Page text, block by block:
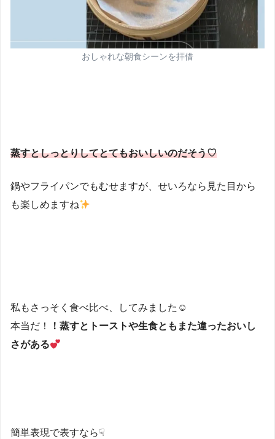
おしゃれな朝食シーンを拝借
蒸すとしっとりしてとてもおいしいのだそう♡
鍋やフライパンでもむせますが、せいろなら見た目から
も楽しめますね
私もさっそく食べ比べ、してみました☺
本当だ！
！蒸すとトーストや生食ともまた違ったおいし
さがある
簡単表現で表すなら☟